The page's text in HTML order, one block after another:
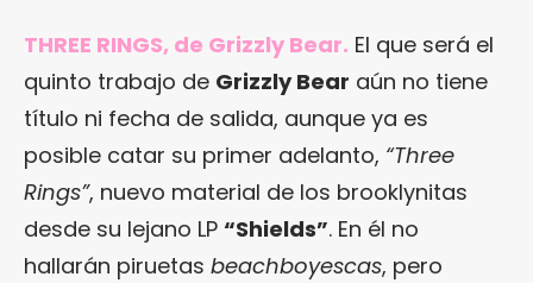
THREE RINGS, de Grizzly Bear. El que será el
quinto trabajo de Grizzly Bear aún no tiene
título ni fecha de salida, aunque ya es
posible catar su primer adelanto, “Three
Rings”, nuevo material de los brooklynitas
desde su lejano LP “Shields”. En él no
hallarán piruetas beachboyescas, pero